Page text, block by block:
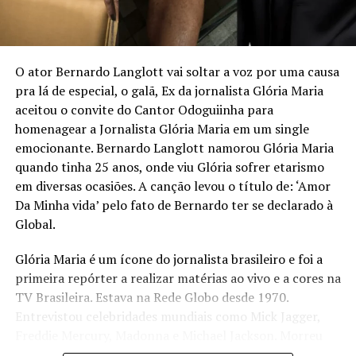
Com linguagem acessível, o livro combina elementos de
autobiografia, liderança e planejamento estratégico,
propondo um caminho prático para quem deseja
assumir o controle da própria trajetória com clareza,
ousadia e consistência. O método apresentado por
Mirella é o “Plano de Voo”, estruturado em três pilares:
Visão Estratégica, Ousadia Calculada e Operação
Consistente. Juntos, esses pilares funcionam como um
guia para profissionais que buscam direcionamento e
protagonismo em um mercado cada vez mais dinâmico e
competitivo.
“Acredito que é possível construir uma trajetória
profissional que não apenas traga sucesso, mas que
também gere liberdade para tomar decisões alinhadas
aos próprios valores e, acima de tudo, uma valorização
real, que vai além do salário ou do título no cartão de
O ator Bernardo Langlott vai soltar a voz por uma causa
pra lá de especial, o galã, Ex da jornalista Glória Maria
aceitou o convite do Cantor Odoguiinha para
homenagear a Jornalista Glória Maria em um single
emocionante. Bernardo Langlott namorou Glória Maria
quando tinha 25 anos, onde viu Glória sofrer etarismo
em diversas ocasiões. A canção levou o título de: ‘Amor
Da Minha vida’ pelo fato de Bernardo ter se declarado à
Global.
Glória Maria é um ícone do jornalista brasileiro e foi a
primeira repórter a realizar matérias ao vivo e a cores na
TV Brasileira. Estava na Rede Globo desde 1970.
Entrevistou celebridades mundiais como Mick Jagger,